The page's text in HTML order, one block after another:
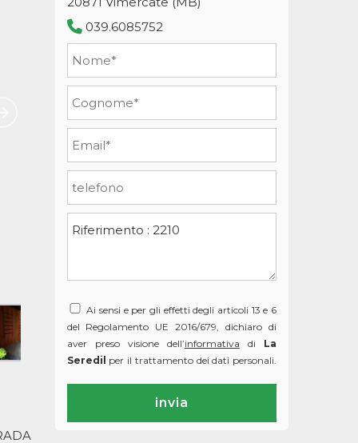
039.6085752
Ai sensi e per gli effetti degli articoli 13 e 6
del Regolamento UE 2016/679, dichiaro di
aver preso visione dell’informativa di La
Seredil per il trattamento dei dati personali.